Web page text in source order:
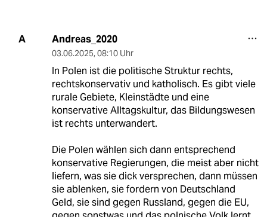
A Andreas_2020
03.06.2025, 08:10 Uhr
In Polen ist die politische Struktur rechts,
rechtskonservativ und katholisch. Es gibt viele
rurale Gebiete, Kleinstädte und eine
konservative Alltagskultur, das Bildungswesen
ist rechts unterwandert.
Die Polen wählen sich dann entsprechend
konservative Regierungen, die meist aber nicht
liefern, was sie dick versprechen, dann müssen
sie ablenken, sie fordern von Deutschland
Geld, sie sind gegen Russland, gegen die EU,